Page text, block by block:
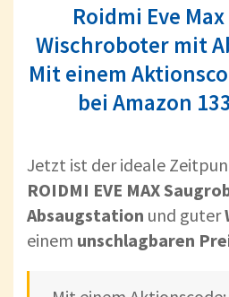
Roidmi Eve
Wischroboter mit
Mit einem
bei Amazon
Jetzt ist der ideale
ROIDMI EVE MAX
Absaugstation und guter
einem unschlagbaren